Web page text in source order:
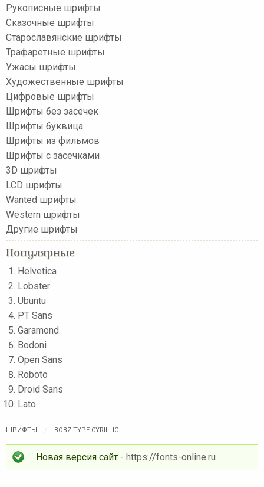
ШРИФТЫ BOBZ TYPE CYRILLIC
Новая версия сайт - https://fonts-online.ru
Рукописные шрифты
Сказочные шрифты
Старославянские шрифты
Трафаретные шрифты
Ужасы шрифты
Художественные шрифты
Цифровые шрифты
Шрифты без засечек
Шрифты буквица
Шрифты из фильмов
Шрифты с засечками
3D шрифты
LCD шрифты
Wanted шрифты
Western шрифты
Другие шрифты
Популярные
Helvetica
Lobster
Ubuntu
PT Sans
Garamond
Bodoni
Open Sans
Roboto
Droid Sans
Lato